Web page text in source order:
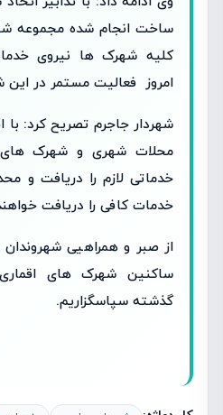
ساخت انجام شده مجموعه
کلیه شهرک ها نیروی
امروز فعالیت مستمر در
شهردار جاجرم تصریح کرد: با
محلات شهری و شهرک
خدمات کافی را دریافت
از صبر و همراهیی
ساکنین شهرک های
گذشته سپاسگزاریم.